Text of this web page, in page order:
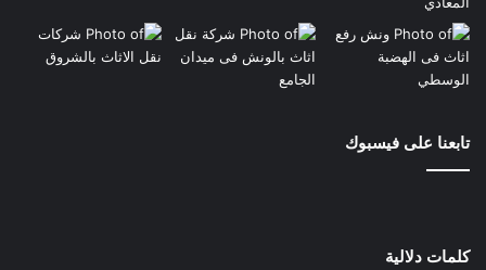
تابعنا على فيسبوك
كلمات دلالية